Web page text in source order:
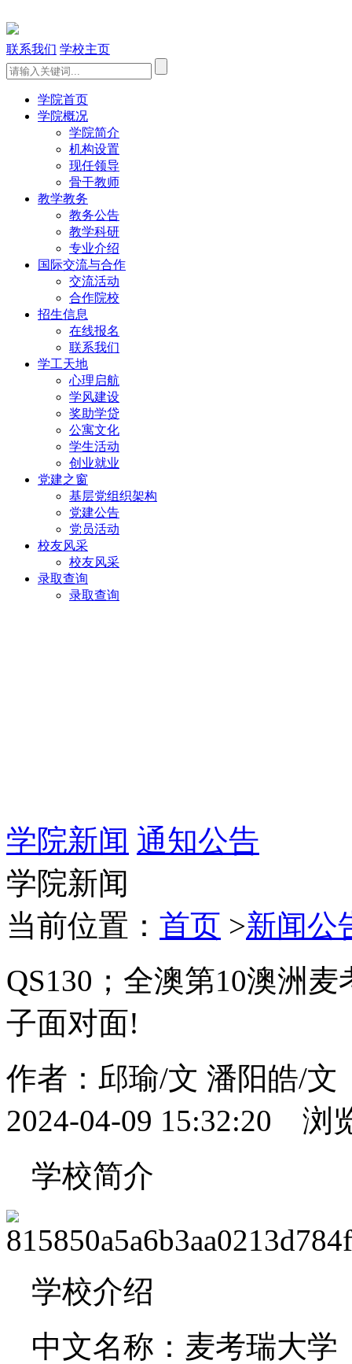
联系我们 学校主页
学院首页
学院概况
学院简介
机构设置
现任领导
骨干教师
教学教务
教务公告
教学科研
专业介绍
国际交流与合作
交流活动
合作院校
招生信息
在线报名
联系我们
学工天地
心理启航
学风建设
奖助学贷
公寓文化
学生活动
创业就业
党建之窗
基层党组织架构
党建公告
党员活动
校友风采
校友风采
录取查询
录取查询
学院新闻 通知公告
学院新闻
当前位置： 首页 >新闻公
QS130；全澳第10澳洲
子面对面!
作者：邱瑜/文 潘阳皓/
2024-04-09 15:32:20 浏
学校简介
学校介绍
中文名称：麦考瑞大学